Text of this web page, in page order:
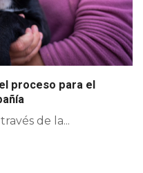
proceso para el
de la...